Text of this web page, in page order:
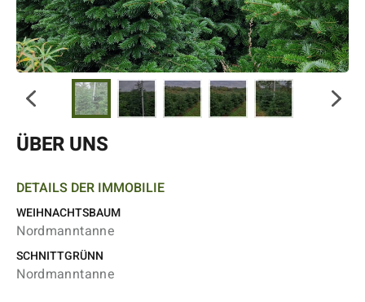
ÜBER UNS
DETAILS DER IMMOBILIE
WEIHNACHTSBAUM
Nordmanntanne
SCHNITTGRÜNN
Nordmanntanne